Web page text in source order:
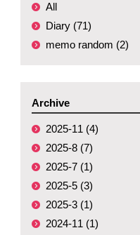
All
Diary (71)
memo random (2)
Archive
2025-11 (4)
2025-8 (7)
2025-7 (1)
2025-5 (3)
2025-3 (1)
2024-11 (1)